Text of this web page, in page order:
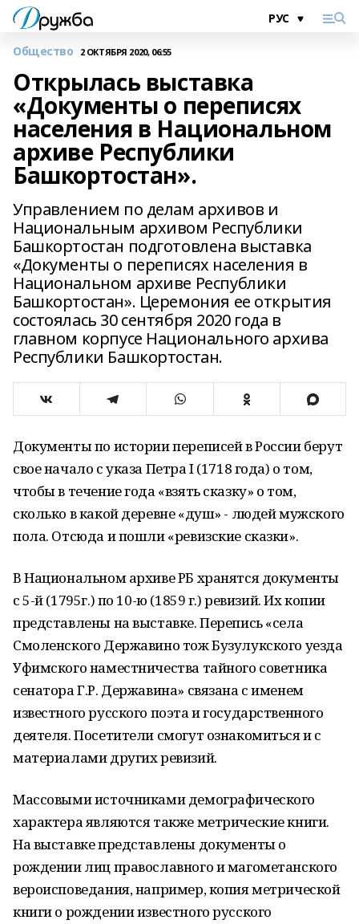
Общество 2 ОКТЯБРЯ 2020, 06:55
Открылась выставка
«Документы о переписях
населения в Национальном
архиве Республики
Башкортостан».
Управлением по делам архивов и
Национальным архивом Республики
Башкортостан подготовлена выставка
«Документы о переписях населения в
Национальном архиве Республики
Башкортостан». Церемония ее открытия
состоялась 30 сентября 2020 года в
главном корпусе Национального архива
Республики Башкортостан.
Документы по истории переписей в России берут
свое начало с указа Петра I (1718 года) о том,
чтобы в течение года «взять сказку» о том,
сколько в какой деревне «душ» - людей мужского
пола. Отсюда и пошли «ревизские сказки».
В Национальном архиве РБ хранятся документы
с 5-й (1795г.) по 10-ю (1859 г.) ревизий. Их копии
представлены на выставке. Перепись «села
Смоленского Державино тож Бузулукского уезда
Уфимского наместничества тайного советника
сенатора Г.Р. Державина» связана с именем
известного русского поэта и государственного
деятеля. Посетители смогут ознакомиться и с
материалами других ревизий.
Массовыми источниками демографического
характера являются также метрические книги.
На выставке представлены документы о
рождении лиц православного и магометанского
вероисповедания, например, копия метрической
книги о рождении известного русского